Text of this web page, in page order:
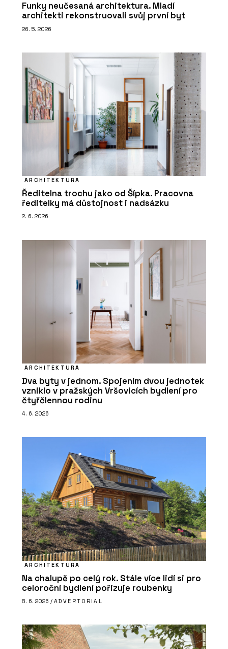
Funky neučesaná architektura. Mladí
architekti rekonstruovali svůj první byt
26. 5. 2026
ARCHITEKTURA
Ředitelna trochu jako od Šípka. Pracovna
ředitelky má důstojnost i nadsázku
2. 6. 2026
ARCHITEKTURA
Dva byty v jednom. Spojením dvou jednotek
vzniklo v pražských Vršovicích bydlení pro
čtyřčlennou rodinu
4. 6. 2026
ARCHITEKTURA
Na chalupě po celý rok. Stále více lidí si pro
celoroční bydlení pořizuje roubenky
8. 6. 2026 / ADVERTORIAL